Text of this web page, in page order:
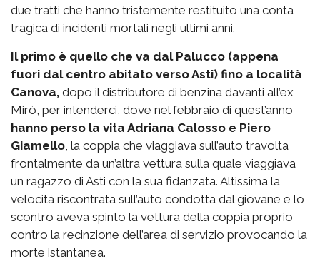
due tratti che hanno tristemente restituito una conta
tragica di incidenti mortali negli ultimi anni.
Il primo è quello che va dal Palucco (appena
fuori dal centro abitato verso Asti) fino a località
Canova, dopo il distributore di benzina davanti all’ex
Mirò, per intenderci, dove nel febbraio di quest’anno
hanno perso la vita Adriana Calosso e Piero
Giamello , la coppia che viaggiava sull’auto travolta
frontalmente da un’altra vettura sulla quale viaggiava
un ragazzo di Asti con la sua fidanzata. Altissima la
velocità riscontrata sull’auto condotta dal giovane e lo
scontro aveva spinto la vettura della coppia proprio
contro la recinzione dell’area di servizio provocando la
morte istantanea.